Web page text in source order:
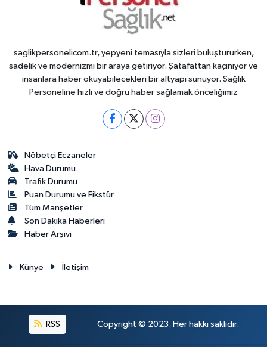
saglikpersonelicom.tr, yepyeni temasıyla sizleri buluştururken,
sadelik ve modernizmi bir araya getiriyor. Şatafattan kaçınıyor ve
insanlara haber okuyabilecekleri bir altyapı sunuyor. Sağlık
Personeline hızlı ve doğru haber sağlamak önceliğimiz
Nöbetçi Eczaneler
Hava Durumu
Trafik Durumu
Puan Durumu ve Fikstür
Tüm Manşetler
Son Dakika Haberleri
Haber Arşivi
Künye İletişim
RSS Copyright © 2023. Her hakkı saklıdır.